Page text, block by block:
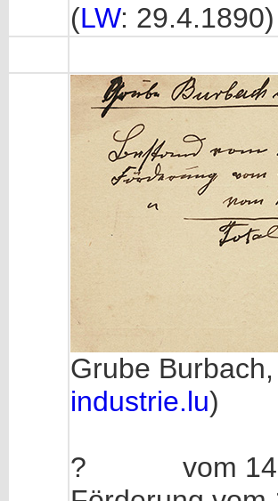
(LW: 29.4.1890)
Grube
industrie.lu)
? vom